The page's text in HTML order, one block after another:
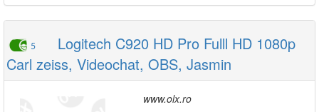
5
Logitech C920 HD Pro Fulll HD 1080p
Carl zeiss, Videochat, OBS, Jasmin
www.olx.ro